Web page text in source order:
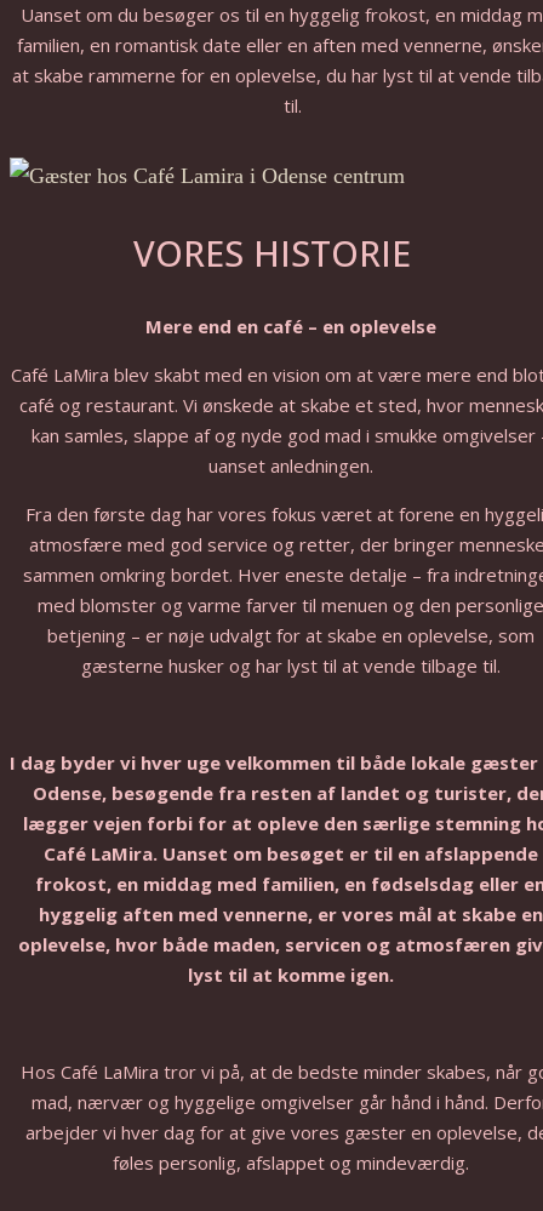
Uanset om du besøger os til en hyggelig frokost, en middag
familien, en romantisk date eller en aften med vennerne,
at skabe rammerne for en oplevelse, du har lyst til at vende
til.
VORES HISTORIE
Mere end en café – en oplevelse
Café LaMira blev skabt med en vision om at være mere end
café og restaurant. Vi ønskede at skabe et sted, hvor
kan samles, slappe af og nyde god mad i smukke omgivelser
uanset anledningen.
Fra den første dag har vores fokus været at forene en
atmosfære med god service og retter, der bringer
sammen omkring bordet. Hver eneste detalje – fra
med blomster og varme farver til menuen og den personlige
betjening – er nøje udvalgt for at skabe en oplevelse, som
gæsterne husker og har lyst til at vende tilbage til.
I dag byder vi hver uge velkommen til både lokale
Odense, besøgende fra resten af landet og turister,
lægger vejen forbi for at opleve den særlige stemning
Café LaMira. Uanset om besøget er til en afslappende
frokost, en middag med familien, en fødselsdag eller
hyggelig aften med vennerne, er vores mål at skabe en
oplevelse, hvor både maden, servicen og atmosfæren
lyst til at komme igen.
Hos Café LaMira tror vi på, at de bedste minder skabes, når
mad, nærvær og hyggelige omgivelser går hånd i hånd.
arbejder vi hver dag for at give vores gæster en oplevelse,
føles personlig, afslappet og mindeværdig.